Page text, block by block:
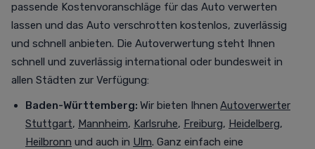
passende Kostenvoranschläge für das Auto verwerten
lassen und das Auto verschrotten kostenlos, zuverlässig
und schnell anbieten. Die Autoverwertung steht Ihnen
schnell und zuverlässig international oder bundesweit in
allen Städten zur Verfügung:
Baden-Württemberg: Wir bieten Ihnen Autoverwerter
Stuttgart, Mannheim, Karlsruhe, Freiburg, Heidelberg,
Heilbronn und auch in Ulm. Ganz einfach eine